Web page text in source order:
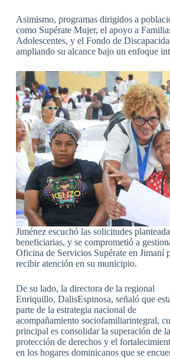
Asimismo, programas dirigidos a
como Supérate Mujer, el apoyo a
Adolescentes, y el Fondo de
ampliando su alcance bajo un enfoque
Jiménez escuchó las solicitudes
beneficiarias, y se comprometió a
Oficina de Servicios Supérate en Jimaní
recibir atención en su municipio.
De su lado, la directora de la regional
Enriquillo, DalisEspinosa, señaló que
parte de la estrategia nacional de
acompañamiento sociofamiliarintegral,
principal es consolidar la superación de
protección de derechos y el
en los hogares dominicanos que se